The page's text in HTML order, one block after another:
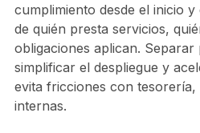
cumplimiento desde el inicio
de quién presta servicios,
obligaciones aplican.
simplificar el despliegue y
evita fricciones con
internas.